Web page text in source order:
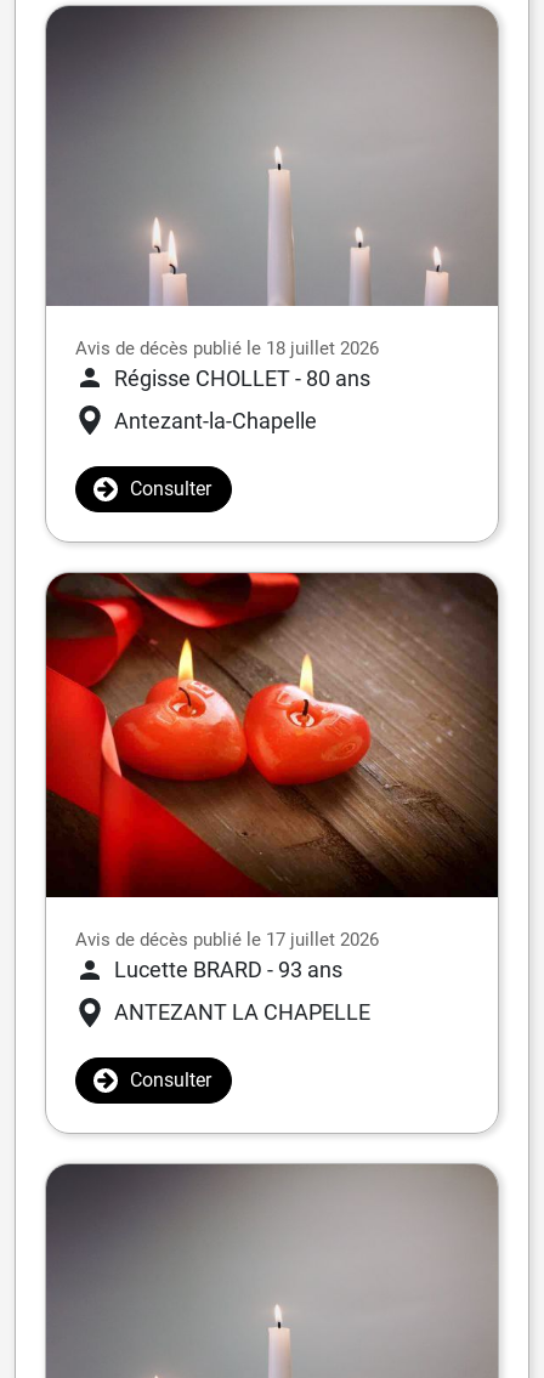
Avis de décès publié le 18 juillet 2026
Régisse CHOLLET- 80 ans
Antezant-la-Chapelle
Consulter
Avis de décès publié le 17 juillet 2026
Lucette BRARD - 93 ans
ANTEZANT LA CHAPELLE
Consulter